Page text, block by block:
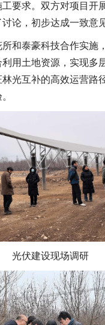
要求。双方对项目开
论，初步达成一致意见
和泰豪科技合作实施
用土地资源，实现多
光互补的高效运营路
光伏建设现场调研